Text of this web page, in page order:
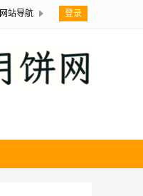
网站导航 登录